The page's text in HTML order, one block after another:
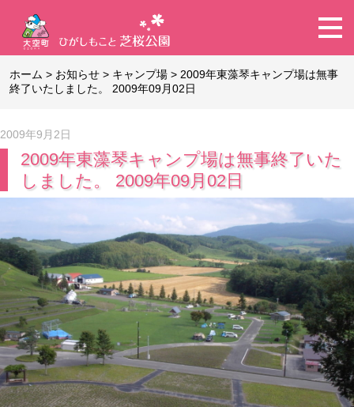
ホーム > お知らせ > キャンプ場 >2009年東藻琴キャンプ場は無事
終了いたしました。 2009年09月02日
2009年9月2日
2009年東藻琴キャンプ場は無事終了いた
しました。 2009年09月02日